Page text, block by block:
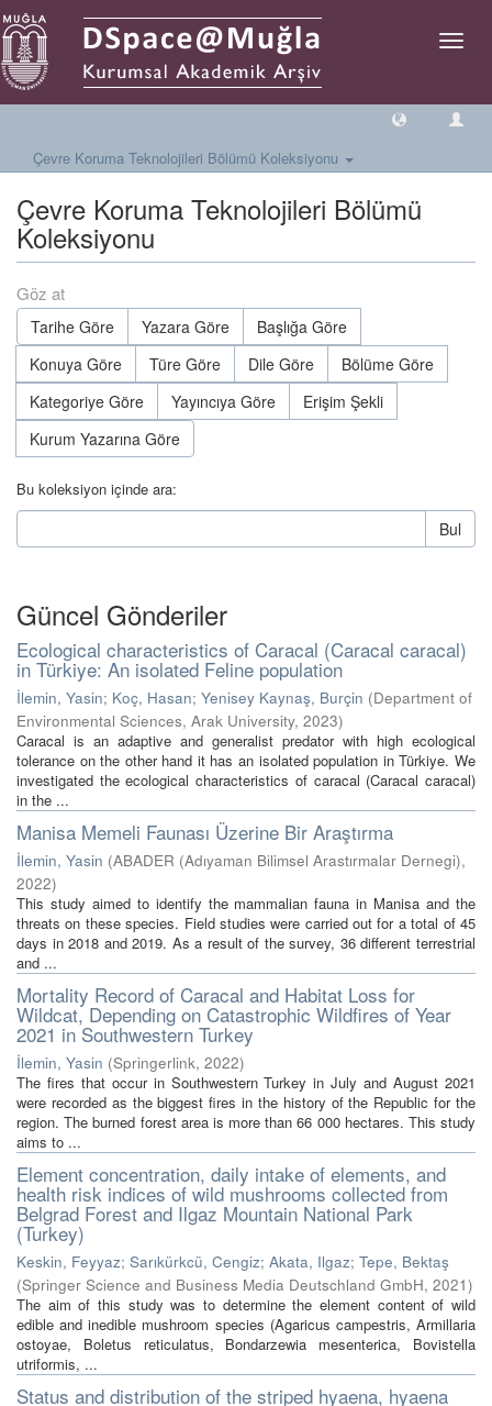
Geçiş
Çevre Koruma Teknolojileri Bölümü Koleksiyonu
Çevre Koruma Teknolojileri Bölümü
Koleksiyonu
Göz at
Tarihe Göre Yazara Göre
Başlığa Göre
Konuya Göre
Türe Göre Dile Göre
Bölüme Göre
Kategoriye Göre
Yayıncıya Göre
Erişim Şekli
Kurum Yazarına Göre
Bu koleksiyon içinde ara:
Bul
Güncel Gönderiler
Ecological characteristics of Caracal (Caracal caracal)
in Türkiye: An isolated Feline population
İlemin, Yasin; Koç, Hasan; Yenisey Kaynaş, Burçin (Department of
Environmental Sciences, Arak University, 2023)
Caracal is an adaptive and generalist predator with high ecological
tolerance on the other hand it has an isolated population in Türkiye. We
investigated the ecological characteristics of caracal (Caracal caracal)
in the ...
Manisa Memeli Faunası Üzerine Bir Araştırma
İlemin, Yasin (ABADER (Adıyaman Bilimsel Arastırmalar Dernegi),
2022)
This study aimed to identify the mammalian fauna in Manisa and the
threats on these species. Field studies were carried out for a total of 45
days in 2018 and 2019. As a result of the survey, 36 different terrestrial
and ...
Mortality Record of Caracal and Habitat Loss for
Wildcat, Depending on Catastrophic Wildfires of Year
2021 in Southwestern Turkey
İlemin, Yasin (Springerlink, 2022)
The fires that occur in Southwestern Turkey in July and August 2021
were recorded as the biggest fires in the history of the Republic for the
region. The burned forest area is more than 66 000 hectares. This study
aims to ...
Element concentration, daily intake of elements, and
health risk indices of wild mushrooms collected from
Belgrad Forest and Ilgaz Mountain National Park
(Turkey)
Keskin, Feyyaz; Sarıkürkcü, Cengiz; Akata, Ilgaz; Tepe, Bektaş
(Springer Science and Business Media Deutschland GmbH, 2021)
The aim of this study was to determine the element content of wild
edible and inedible mushroom species (Agaricus campestris, Armillaria
ostoyae, Boletus reticulatus, Bondarzewia mesenterica, Bovistella
utriformis, ...
Status and distribution of the striped hyaena, hyaena